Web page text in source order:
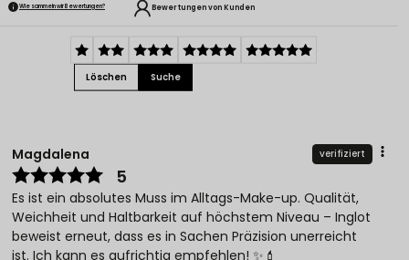
Wie sammeln wir Bewertungen? Bewertungen von Kunden
Löschen Suche
Magdalena verifiziert
5
Es ist ein absolutes Muss im Alltags-Make-up. Qualität,
Weichheit und Haltbarkeit auf höchstem Niveau – Inglot
beweist erneut, dass es in Sachen Präzision unerreicht
ist. Ich kann es aufrichtig empfehlen! ✨💄